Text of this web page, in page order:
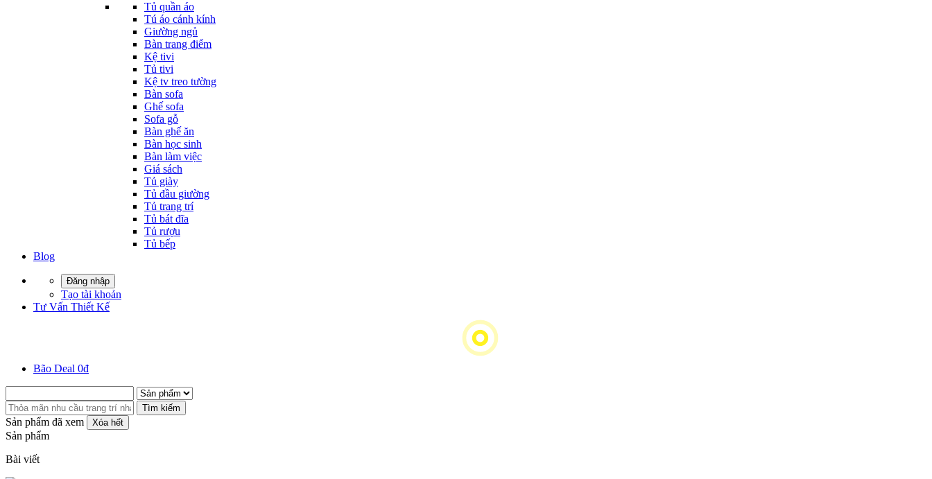
Tủ quần áo
Tú áo cánh kính
Giường ngủ
Bàn trang điểm
Kệ tivi
Tủ tivi
Kệ tv treo tường
Bàn sofa
Ghế sofa
Sofa gỗ
Bàn ghế ăn
Bàn học sinh
Bàn làm việc
Giá sách
Tủ giày
Tủ đầu giường
Tủ trang trí
Tủ bát đĩa
Tủ rượu
Tủ bếp
Blog
Đăng nhập
Tạo tài khoản
Tư Vấn Thiết Kế
Bão Deal 0đ
Tìm kiếm
Sản phẩm đã xem Xóa hết
Sản phẩm
Bài viết